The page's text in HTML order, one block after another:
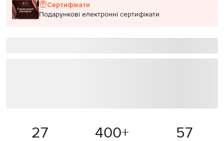
Сертифікати
Подарункові електронні сертифікати
27 400+ 57